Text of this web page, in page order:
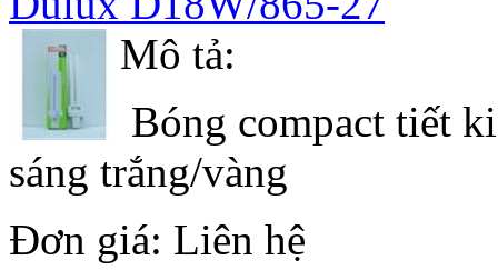
Mô tả:
Bóng compact tiết
sáng trắng/vàng
Đơn giá: Liên hệ